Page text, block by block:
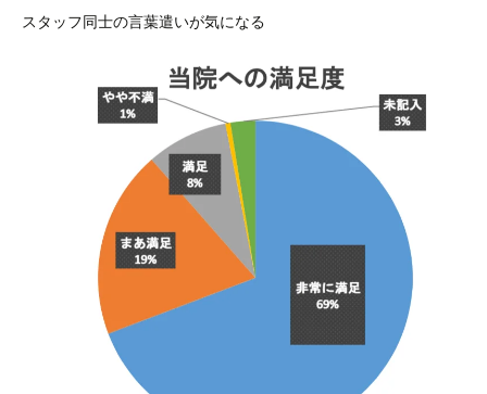
スタッフ同士の言葉遣いが気になる